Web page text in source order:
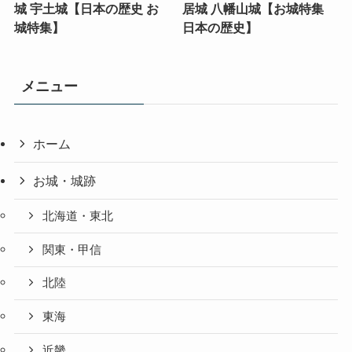
城 宇土城【日本の歴史 お
城特集】
居城 八幡山城【お城特集
日本の歴史】
メニュー
ホーム
お城・城跡
北海道・東北
関東・甲信
北陸
東海